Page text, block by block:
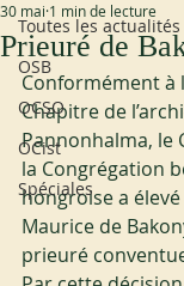
Toutes les actualités
OSB
OCSO
OCist
Spéciales
Prieuré de
30 mai 1 min de lecture
Conformément à
Chapitre de
Pannonhalma, le
la Congrégation
hongroise a
Maurice de
prieuré